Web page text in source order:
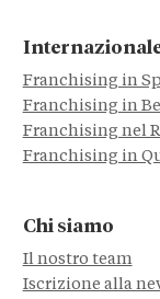
Franchising in
Franchising in
Franchising nel
Franchising in
Chi siamo
Il nostro team
Iscrizione alla